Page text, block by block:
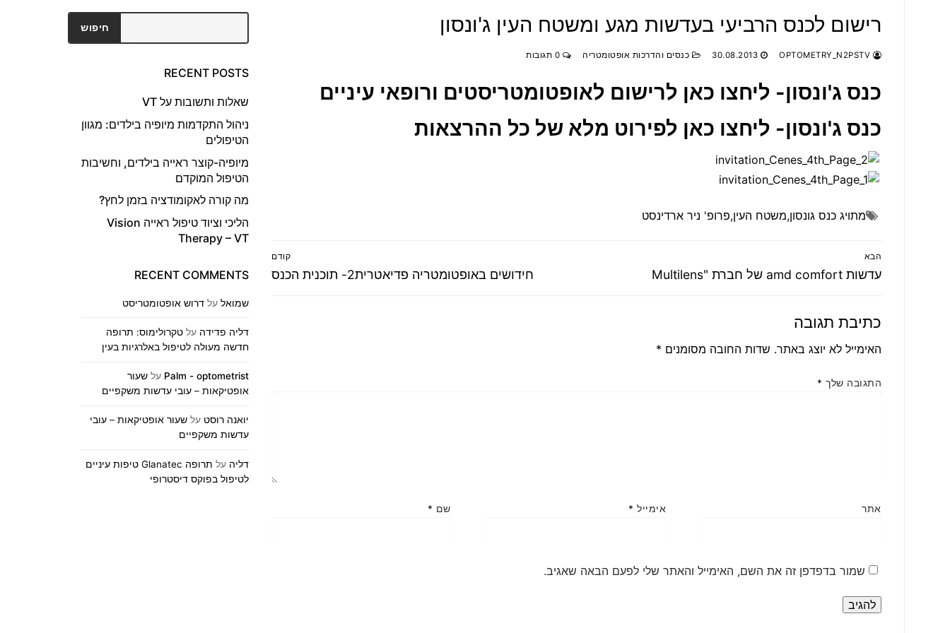
רישום לכנס הרביעי בעדשות מגע ומשטח העין ג'ונסון
30.08.2013 כנסים והדרכות אופטומטריה
כנס ג'ונסון- ליחצו כאן לרישום לאופטומטריסטים ורופאי עיניים
כנס ג'ונסון- ליחצו כאן לפירוט מלא של כל ההרצאות
מתויג כנס גונסון,משטח העין,פרופ' ניר ארדינסט
ניווט קודם
פוסט
חידושים באופטומטריה פדיאטרית2- תוכנית הכנס
הבא
הפוסט
עדשות amd comfort של חברת "Multilens
כתיבת תגובה
האימייל לא יוצג באתר. שדות החובה מסומנים *
התגובה שלך *
שם * אימייל * אתר
שמור בדפדפן זה את השם, האימייל והאתר שלי לפעם הבאה שאגיב.
חיפוש
RECENT POSTS
שאלות ותשובות על VT
ניהול התקדמות מיופיה בילדים: מגוון
הטיפולים
מיופיה-קוצר ראייה בילדים, וחשיבות
הטיפול המוקדם
מה קורה לאקומודציה בזמן לחץ?
הליכי וציוד טיפול ראייה Vision
Therapy – VT
RECENT COMMENTS
שמואל על דרוש אופטומטריסט
דליה פדידה על טקרולימוס: תרופה
חדשה מעולה לטיפול באלרגיות בעין
Palm - optometrist על שעור
אופטיקאות – עובי עדשות משקפיים
יואנה רוסט על שעור אופטיקאות – עובי
עדשות משקפיים
דליה על
תרופה Glanatec טיפות עיניים
לטיפול בפוקס דיסטרופי